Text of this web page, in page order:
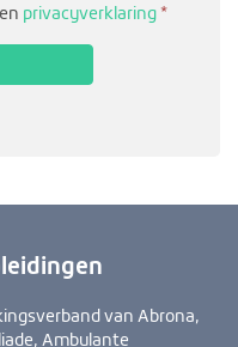
en privacyverklaring
van Abrona,
Ambulante